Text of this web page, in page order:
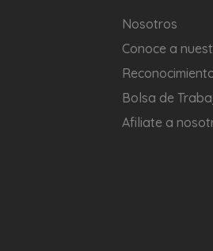
Nosotros
Conoce a
Bolsa de
Afiliate a